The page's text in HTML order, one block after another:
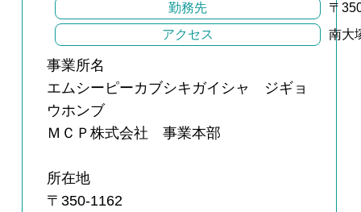
勤務先
〒
アクセス
南大
事業所名
エムシーピーカブシキガイシャ ジギョ
ウホンブ
ＭＣＰ株式会社 事業本部
所在地
〒350-1162